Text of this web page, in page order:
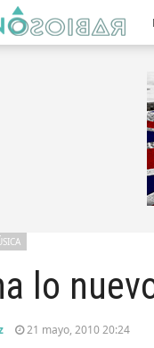
lo
21 mayo, 2010 20:24